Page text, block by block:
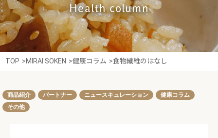
Health column
TOP >MIRAI SOKEN >健康コラム >食物繊維のはなし
商品紹介 パートナー ニュースキュレーション
健康コラム
その他